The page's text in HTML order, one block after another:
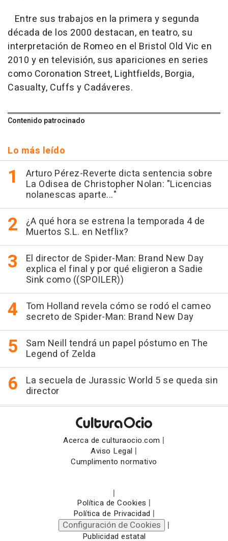
Entre sus trabajos en la primera y segunda
década de los 2000 destacan, en teatro, su
interpretación de Romeo en el Bristol Old Vic en
2010 y en televisión, sus apariciones en series
como Coronation Street, Lightfields, Borgia,
Casualty, Cuffs y Cadáveres.
Contenido patrocinado
Lo más leído
Arturo Pérez-Reverte dicta sentencia sobre
La Odisea de Christopher Nolan: "Licencias
nolanescas aparte..."
¿A qué hora se estrena la temporada 4 de
Muertos S.L. en Netflix?
El director de Spider-Man: Brand New Day
explica el final y por qué eligieron a Sadie
Sink como ((SPOILER))
Tom Holland revela cómo se rodó el cameo
secreto de Spider-Man: Brand New Day
Sam Neill tendrá un papel póstumo en The
Legend of Zelda
La secuela de Jurassic World 5 se queda sin
director
Acerca de culturaocio.com |
Aviso Legal |
Cumplimento normativo
|
Política de Cookies |
Política de Privacidad |
Configuración de Cookies |
Publicidad estatal